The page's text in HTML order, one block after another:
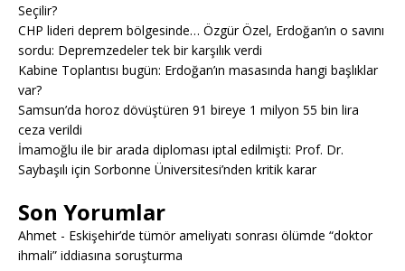
Seçilir?
CHP lideri deprem bölgesinde… Özgür Özel, Erdoğan’ın o savını
sordu: Depremzedeler tek bir karşılık verdi
Kabine Toplantısı bugün: Erdoğan’ın masasında hangi başlıklar
var?
Samsun’da horoz dövüştüren 91 bireye 1 milyon 55 bin lira
ceza verildi
İmamoğlu ile bir arada diploması iptal edilmişti: Prof. Dr.
Saybaşılı için Sorbonne Üniversitesi’nden kritik karar
Son Yorumlar
Ahmet - Eskişehir’de tümör ameliyatı sonrası ölümde “doktor
ihmali” iddiasına soruşturma